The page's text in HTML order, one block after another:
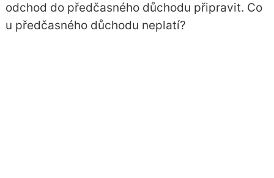
odchod do předčasného důchodu připravit. Co
u předčasného důchodu neplatí?